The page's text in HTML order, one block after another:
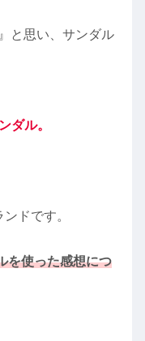
と思い、サンダル
ダル。
ドです。
を使った感想につ